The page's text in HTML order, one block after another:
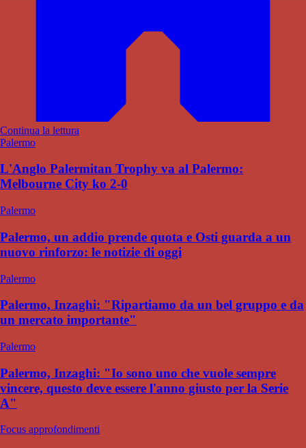
Continua la lettura
Palermo
L'Anglo Palermitan Trophy va al Palermo:
Melbourne City ko 2-0
Palermo
Palermo, un addio prende quota e Osti guarda a un
nuovo rinforzo: le notizie di oggi
Palermo
Palermo, Inzaghi: "Ripartiamo da un bel gruppo e da
un mercato importante"
Palermo
Palermo, Inzaghi: "Io sono uno che vuole sempre
vincere, questo deve essere l'anno giusto per la Serie
A"
Focus approfondimenti